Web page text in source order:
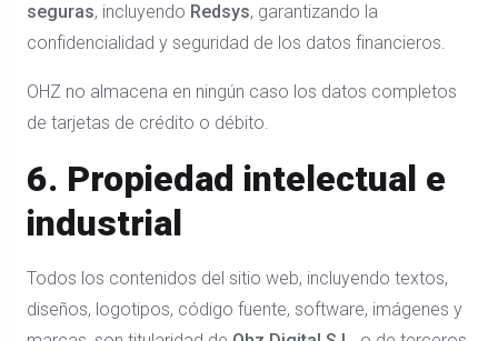
seguras, incluyendo Redsys, garantizando la
confidencialidad y seguridad de los datos financieros.
OHZ no almacena en ningún caso los datos completos
de tarjetas de crédito o débito.
6. Propiedad intelectual e
industrial
Todos los contenidos del sitio web, incluyendo textos,
diseños, logotipos, código fuente, software, imágenes y